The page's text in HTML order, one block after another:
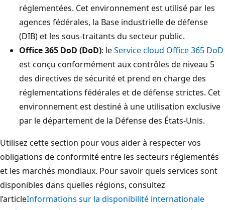
réglementées. Cet environnement est utilisé par les
agences fédérales, la Base industrielle de défense
(DIB) et les sous-traitants du secteur public.
Office 365 DoD (DoD): leService cloud Office 365 DoD
est conçu conformément aux contrôles de niveau 5
des directives de sécurité et prend en charge des
réglementations fédérales et de défense strictes. Cet
environnement est destiné à une utilisation exclusive
par le département de la Défense des États-Unis.
Utilisez cette section pour vous aider à respecter vos
obligations de conformité entre les secteurs réglementés
et les marchés mondiaux. Pour savoir quels services sont
disponibles dans quelles régions, consultez
l’articleInformations sur la disponibilité internationale